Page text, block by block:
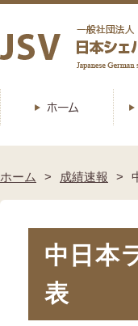
ホーム 成績速報
中日本
表